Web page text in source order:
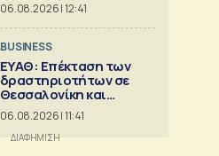
06.08.2026 | 12:41
BUSINESS
ΕΥΑΘ: Επέκταση των
δραστηριοτήτων σε
Θεσσαλονίκη και
Χαλκιδική
06.08.2026 | 11:41